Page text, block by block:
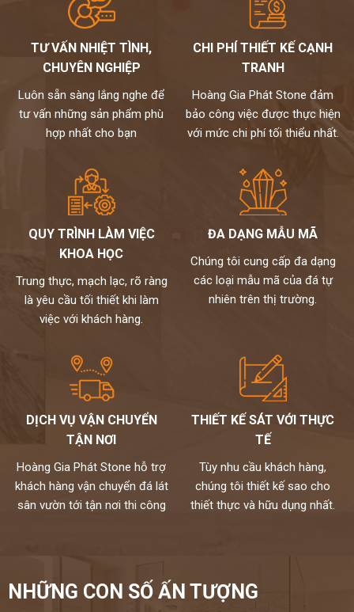
TƯ VẤN NHIỆT TÌNH,
CHUYÊN NGHIỆP
Luôn sẵn sàng lắng nghe để
tư vấn những sản phẩm phù
hợp nhất cho bạn
CHI PHÍ THIẾT KẾ CẠNH
TRANH
Hoàng Gia Phát Stone đảm
bảo công việc được thực hiện
với mức chi phí tối thiểu nhất.
QUY TRÌNH LÀM VIỆC
KHOA HỌC
Trung thực, mạch lạc, rõ ràng
là yêu cầu tối thiết khi làm
việc với khách hàng.
ĐA DẠNG MẪU MÃ
Chúng tôi cung cấp đa dạng
các loại mẫu mã của đá tự
nhiên trên thị trường.
DỊCH VỤ VẬN CHUYỂN
TẬN NƠI
Hoàng Gia Phát Stone hỗ trợ
khách hàng vận chuyển đá lát
sân vườn tới tận nơi thi công
THIẾT KẾ SÁT VỚI THỰC
TẾ
Tùy nhu cầu khách hàng,
chúng tôi thiết kế sao cho
thiết thực và hữu dụng nhất.
NHỮNG CON SỐ ẤN TƯỢNG